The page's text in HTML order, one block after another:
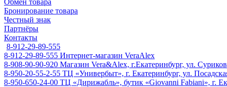
Обмен товара
Бронирование товара
Честный знак
Партнёры
Контакты
8-912-29-89-555
8-912-29-89-555 Интернет-магазин VeraAlex
8-908-90-90-920 Магазин Vera&Alex, г.Екатеринбург, ул.
8-950-20-55-2-55 ТЦ «Универбыт», г. Екатеринбург, ул.
8-950-650-24-00 ТЦ «Дирижабль», бутик «Giovanni Fabiani», г.